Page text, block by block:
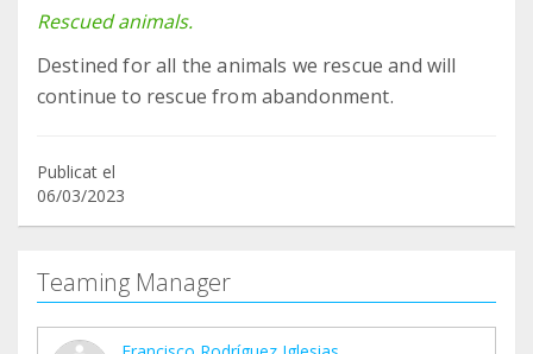
Rescued animals.
Destined for all the animals we rescue and will
continue to rescue from abandonment.
Publicat el
06/03/2023
Teaming Manager